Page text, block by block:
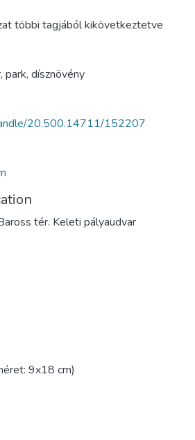
többi tagjából kikövetkeztetve
, park, dísznövény
20.500.14711/152207
tér. Keleti pályaudvar
9x18 cm)